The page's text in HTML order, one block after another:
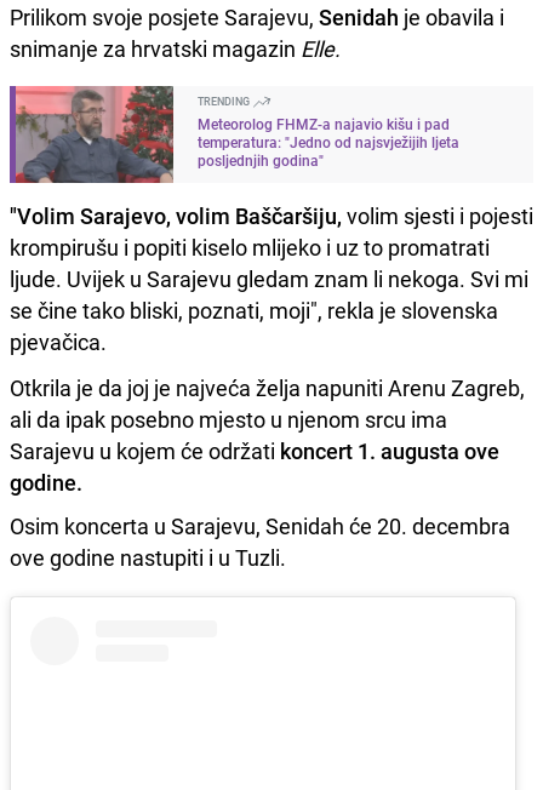
Prilikom svoje posjete Sarajevu, Senidah je obavila i
snimanje za hrvatski magazin Elle.
TRENDING
Meteorolog FHMZ-a najavio kišu i pad
temperatura: "Jedno od najsvježijih ljeta
posljednjih godina"
"Volim Sarajevo, volim Baščaršiju, volim sjesti i pojesti
krompirušu i popiti kiselo mlijeko i uz to promatrati
ljude. Uvijek u Sarajevu gledam znam li nekoga. Svi mi
se čine tako bliski, poznati, moji", rekla je slovenska
pjevačica.
Otkrila je da joj je najveća želja napuniti Arenu Zagreb,
ali da ipak posebno mjesto u njenom srcu ima
Sarajevu u kojem će održati koncert 1. augusta ove
godine.
Osim koncerta u Sarajevu, Senidah će 20. decembra
ove godine nastupiti i u Tuzli.